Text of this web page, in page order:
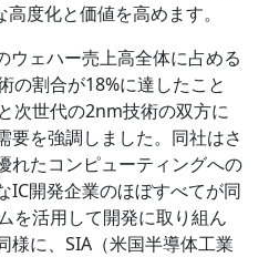
度化と価値を高めます。
ウェハー売上高全体に占める
の割合が18%に達したこと
次世代の2nm技術の双方に
要を強調しました。同社はさ
れたコンピューティングへの
IC開発企業のほぼすべてが同
を活用して開発に取り組ん
様に、SIA（米国半導体工業